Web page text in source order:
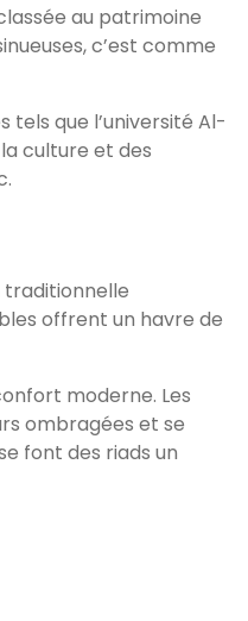
au patrimoine
c’est comme
tels que l’université Al-
culture et des
traditionnelle
offrent un havre de
moderne. Les
ombragées et se
font des riads un